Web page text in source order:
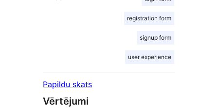
registration form
signup form
user experience
Papildu skats
Vērtējumi